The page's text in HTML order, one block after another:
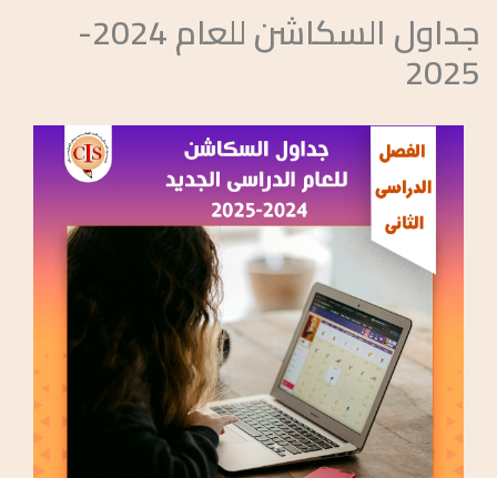
جداول السكاشن للعام 2024-
2025